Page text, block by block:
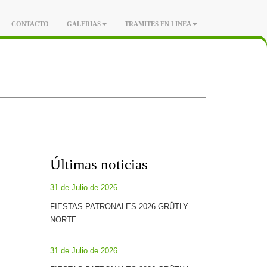
CONTACTO GALERIAS TRAMITES EN LINEA
Últimas noticias
31 de Julio de 2026
FIESTAS PATRONALES 2026 GRÜTLY
NORTE
31 de Julio de 2026